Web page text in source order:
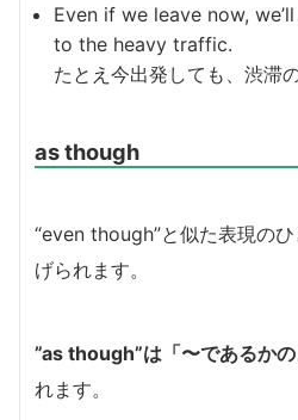
Even if we leave now,
to the heavy traffic.
たとえ今出発しても、渋滞
as though
“even though”と似た表現の
げられます。
”as though”は「〜であるか
れます。